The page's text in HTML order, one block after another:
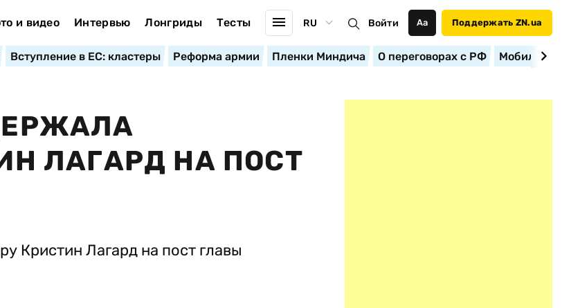
и видео Интервью Лонгриды Тесты RU Войти Аа Поддержать ZN.ua
Вступление в ЕС: кластеры Реформа армии Пленки Миндича О переговорах с РФ
ЛАГАРД НА ПОСТ